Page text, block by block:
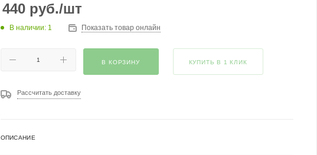
440руб./шт
В наличии: 1 Показать товар онлайн
В КОРЗИНУ КУПИТЬ В 1 КЛИК
Рассчитать доставку
ОПИСАНИЕ